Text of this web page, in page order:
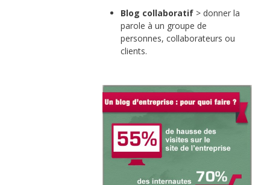
Blog collaboratif> donner la
parole à un groupe de
personnes, collaborateurs ou
clients.